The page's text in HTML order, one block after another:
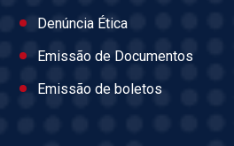
Denúncia Ética
Emissão de Documentos
Emissão de boletos